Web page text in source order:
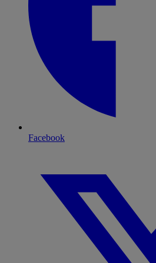
Facebook